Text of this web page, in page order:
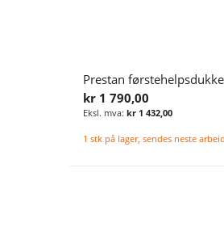
kr 1 790,00
kr 1 432,00
1 stk på lager, sendes neste